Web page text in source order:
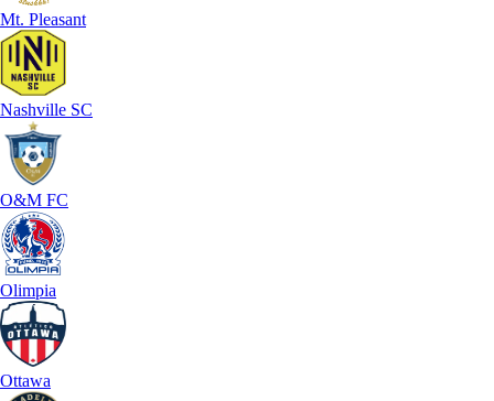
Mt. Pleasant
Nashville SC
O&M FC
Olimpia
Ottawa